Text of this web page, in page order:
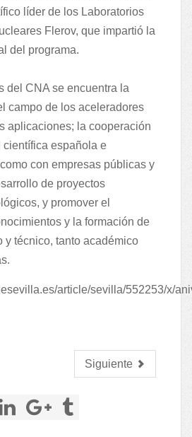
líder de los Laboratorios
Flerov, que impartió la
del programa.
del CNA se encuentra la
campo de los aceleradores
aplicaciones; la cooperación
española e
con empresas públicas y
de proyectos
y promover el
y la formación de
y técnico, tanto académico
article/sevilla/552253/x/
Siguiente